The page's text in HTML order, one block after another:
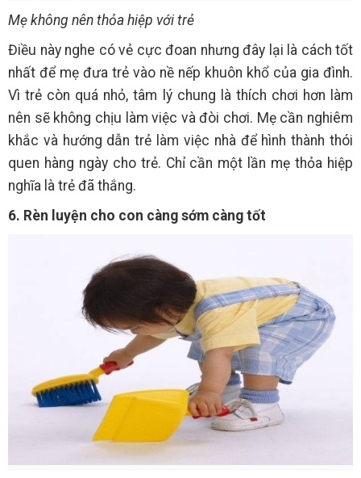
Mẹ không nên thỏa hiệp với trẻ
Điều này nghe có vẻ cực đoan nhưng đây lại là cách tốt
nhất để mẹ đưa trẻ vào nề nếp khuôn khổ của gia đình.
Vì trẻ còn quá nhỏ, tâm lý chung là thích chơi hơn làm
nên sẽ không chịu làm việc và đòi chơi. Mẹ cần nghiêm
khắc và hướng dẫn trẻ làm việc nhà để hình thành thói
quen hàng ngày cho trẻ. Chỉ cần một lần mẹ thỏa hiệp
nghĩa là trẻ đã thắng.
6. Rèn luyện cho con càng sớm càng tốt